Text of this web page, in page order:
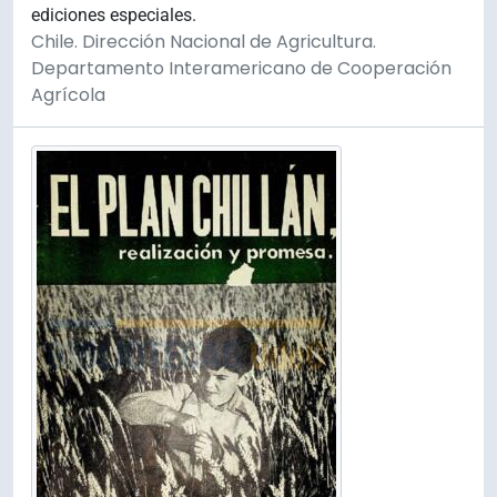
ediciones especiales.
Chile. Dirección Nacional de Agricultura.
Departamento Interamericano de Cooperación
Agrícola